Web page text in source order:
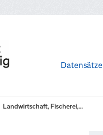
Datensätze
Landwirtschaft, Fischerei,...